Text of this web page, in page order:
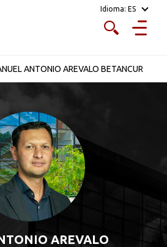
Idioma: ES
ANTONIO AREVALO BETANCUR
AREVALO